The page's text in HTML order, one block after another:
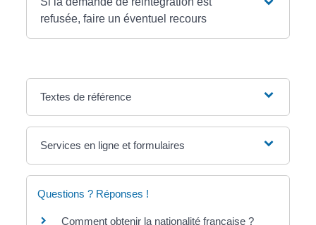
refusée, faire un éventuel recours
Textes de référence
Services en ligne et formulaires
Questions ? Réponses !
Comment obtenir la nationalité française ?